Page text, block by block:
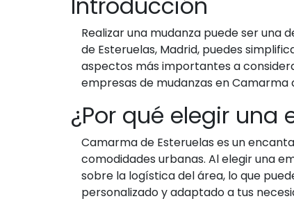
Realizar una mudanza puede ser una
de Esteruelas, Madrid, puedes
aspectos más importantes a
empresas de mudanzas en Camarma
¿Por qué elegir
Camarma de Esteruelas es un
comodidades urbanas. Al elegir una
sobre la logística del área, lo que
personalizado y adaptado a tus